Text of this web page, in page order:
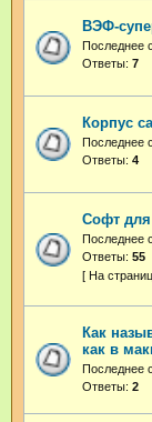
ВЭФ-
Последнее
Ответы: 7
Корпус
Последнее
Ответы: 4
Софт для
Последнее
Ответы: 55
Как
как в
Последнее
Ответы: 2